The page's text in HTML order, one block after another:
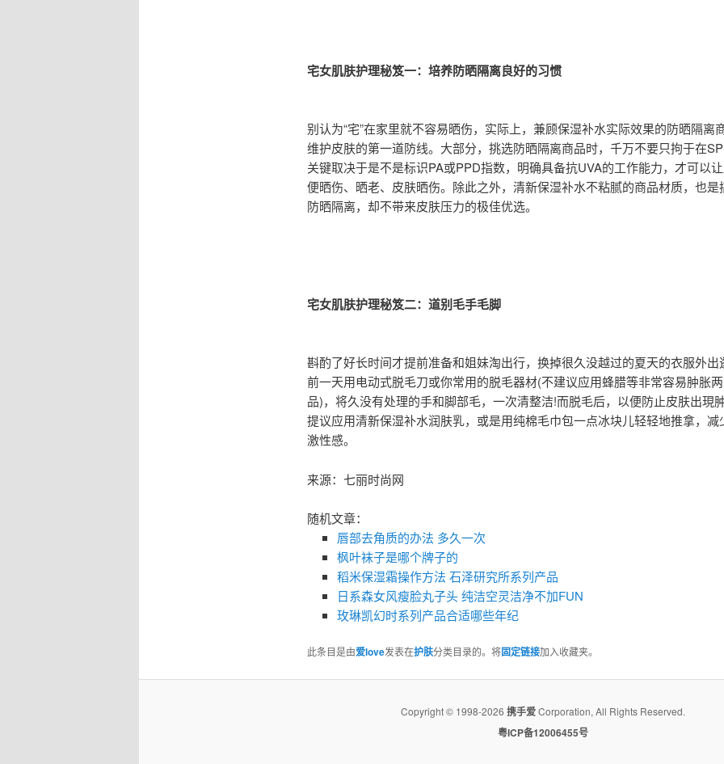
宅女肌肤护理秘笈一：培养防晒隔离良好的习惯
别认为“宅”在家里就不容易晒伤，实际上，兼顾保湿补水实际效果的防晒隔离
维护皮肤的第一道防线。大部分，挑选防晒隔离商品时，千万不要只拘于在
关键取决于是不是标识PA或PPD指数，明确具备抗UVA的工作能力，才可以
便晒伤、晒老、皮肤晒伤。除此之外，清新保湿补水不粘腻的商品材质，也是
防晒隔离，却不带来皮肤压力的极佳优选。
宅女肌肤护理秘笈二：道别毛手毛脚
斟酌了好长时间才提前准备和姐妹淘出行，换掉很久没越过的夏天的衣服外出
前一天用电动式脱毛刀或你常用的脱毛器材(不建议应用蜂腊等非常容易肿胀
品)，将久没有处理的手和脚部毛，一次清整洁!而脱毛后，以便防止皮肤出現
提议应用清新保湿补水润肤乳，或是用纯棉毛巾包一点冰块儿轻轻地推拿，减
激性感。
来源：七丽时尚网
随机文章：
唇部去角质的办法 多久一次
枫叶袜子是哪个牌子的
稻米保湿霜操作方法 石泽研究所系列产品
日系森女风瘦脸丸子头 纯洁空灵洁净不加FUN
玫琳凯幻时系列产品合适哪些年纪
此条目是由爱love发表在护肤分类目录的。将固定链接加入收藏夹。
Copyright © 1998-2026 携手爱Corporation, All Rights Reserved.
粤ICP备12006455号